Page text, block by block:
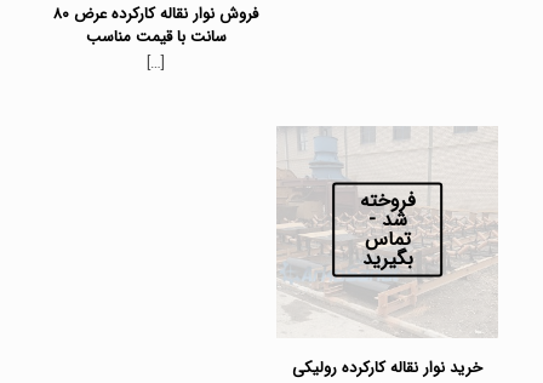
فروش نوار نقاله کارکرده عرض ۸۰
سانت با قیمت مناسب
[…]
فروخته
شد -
تماس
بگیرید
خرید نوار نقاله کارکرده رولیکی